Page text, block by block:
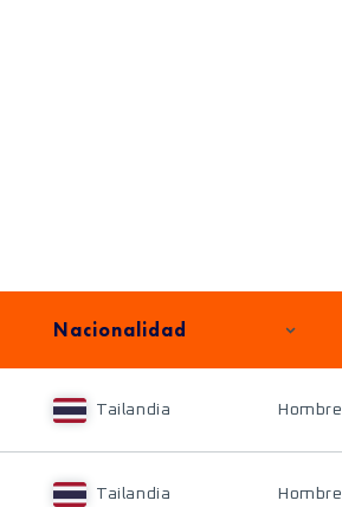
Nacionalidad
Tailandia Hombre
Tailandia Hombre